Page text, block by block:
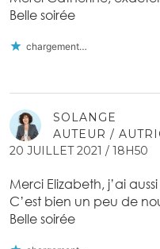
Belle soirée
chargement…
SOLANGE
AUTEUR /
20 JUILLET 2021 / 18H50
Merci Elizabeth, j’ai
C’est bien un peu de
Belle soirée